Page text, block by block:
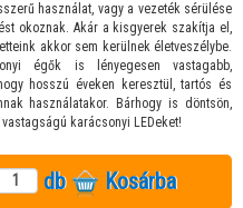
használat, vagy a vezeték sérülése
okoznak. Akár a kisgyerek szakítja el,
akkor sem kerülnek életveszélybe.
égők is lényegesen vastagabb,
hosszú éveken keresztül, tartós és
használatakor. Bárhogy is döntsön,
karácsonyi LEDeket!
db Kosárba